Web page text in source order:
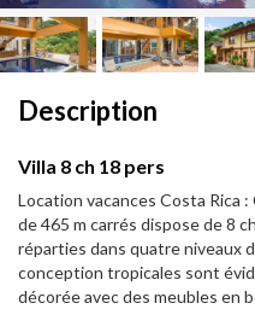
Description
Villa 8 ch 18 pers
Location vacances Costa Rica
de 465 m carrés dispose de 8
réparties dans quatre niveaux
conception tropicales sont
décorée avec des meubles en